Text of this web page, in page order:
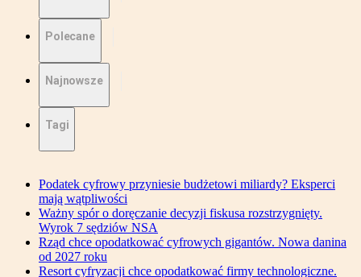
Polecane
Najnowsze
Tagi
Podatek cyfrowy przyniesie budżetowi miliardy? Eksperci
mają wątpliwości
Ważny spór o doręczanie decyzji fiskusa rozstrzygnięty.
Wyrok 7 sędziów NSA
Rząd chce opodatkować cyfrowych gigantów. Nowa danina
od 2027 roku
Resort cyfryzacji chce opodatkować firmy technologiczne.